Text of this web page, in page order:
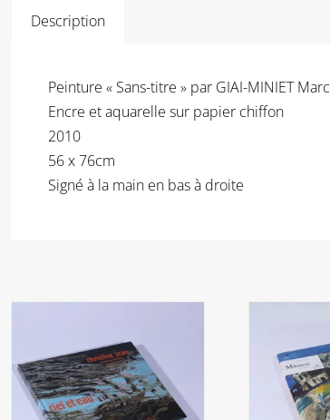
Description
Peinture « Sans-titre » par GIAI-MINIET Marc
Encre et aquarelle sur papier chiffon
2010
56 x 76cm
Signé à la main en bas à droite